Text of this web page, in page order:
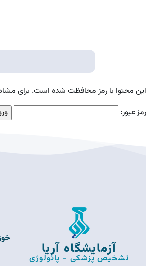
این محتوا با رمز محافظت شده است. برای
رمز عبور:
آزمایشگاه آریا
تشخیص پزشکی - پاتولوژی